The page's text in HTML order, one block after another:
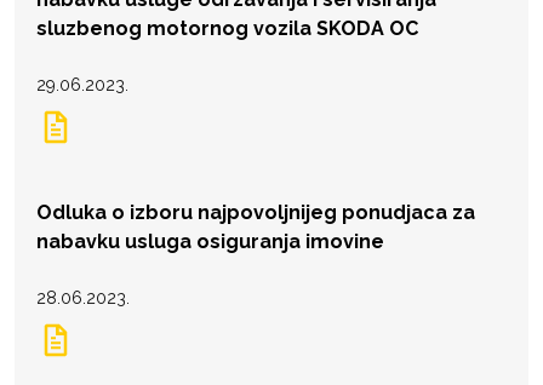
sluzbenog motornog vozila SKODA OC
29.06.2023.
Odluka o izboru najpovoljnijeg ponudjaca za
nabavku usluga osiguranja imovine
28.06.2023.